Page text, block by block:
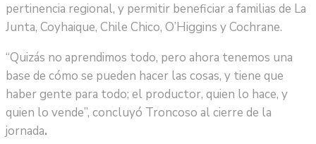
pertinencia regional, y permitir beneficiar a familias de La
Junta, Coyhaique, Chile Chico, O’Higgins y Cochrane.
“Quizás no aprendimos todo, pero ahora tenemos una
base de cómo se pueden hacer las cosas, y tiene que
haber gente para todo; el productor, quien lo hace, y
quien lo vende”, concluyó Troncoso al cierre de la
jornada.